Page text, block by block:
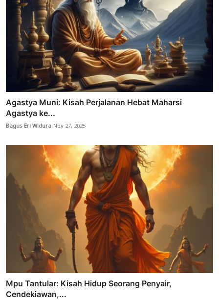
Agastya Muni: Kisah Perjalanan Hebat Maharsi
Agastya ke...
Bagus Eri Widura Nov 27, 2025
Mpu Tantular: Kisah Hidup Seorang Penyair,
Cendekiawan,...